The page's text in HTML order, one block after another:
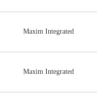
Maxim Integrated
Maxim Integrated